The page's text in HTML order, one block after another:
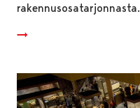
rakennusosatarjonnasta.